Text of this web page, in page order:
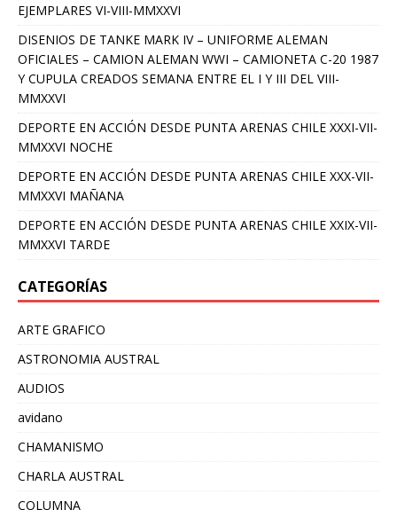
EJEMPLARES VI-VIII-MMXXVI
DISENIOS DE TANKE MARK IV – UNIFORME ALEMAN
OFICIALES – CAMION ALEMAN WWI – CAMIONETA C-20 1987
Y CUPULA CREADOS SEMANA ENTRE EL I Y III DEL VIII-
MMXXVI
DEPORTE EN ACCIÓN DESDE PUNTA ARENAS CHILE XXXI-VII-
MMXXVI NOCHE
DEPORTE EN ACCIÓN DESDE PUNTA ARENAS CHILE XXX-VII-
MMXXVI MAÑANA
DEPORTE EN ACCIÓN DESDE PUNTA ARENAS CHILE XXIX-VII-
MMXXVI TARDE
CATEGORÍAS
ARTE GRAFICO
ASTRONOMIA AUSTRAL
AUDIOS
avidano
CHAMANISMO
CHARLA AUSTRAL
COLUMNA